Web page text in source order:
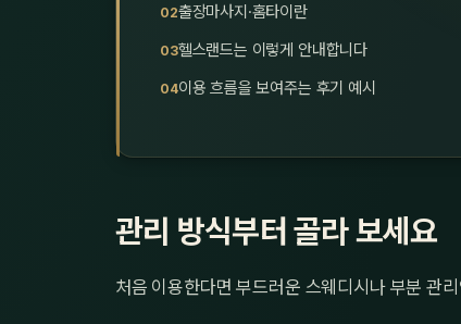
출장마사지·홈타이란
헬스랜드는 이렇게 안내합니다
이용 흐름을 보여주는 후기 예시
관리 방식부터 골라 보세요
처음 이용한다면 부드러운 스웨디시나 부분 관